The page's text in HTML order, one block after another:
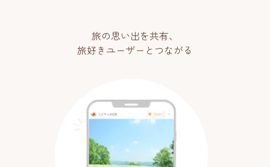
旅の思い出を共有、
旅好きユーザーとつながる